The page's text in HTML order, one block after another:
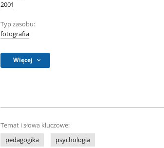
2001
Typ zasobu:
fotografia
Więcej
Temat i słowa kluczowe:
pedagogika
psychologia